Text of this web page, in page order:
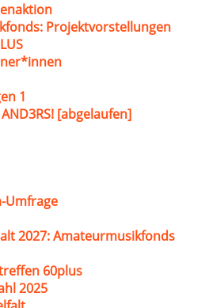
Projektvorstellungen
1
[abgelaufen]
Umfrage
2027: Amateurmusikfonds
60plus
2025